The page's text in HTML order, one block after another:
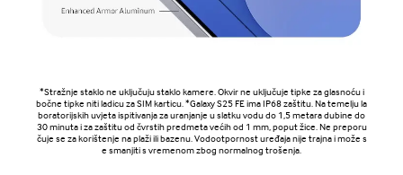
bočne tipke niti ladicu za SIM karticu. *Galaxy S25 FE ima IP68 zaštitu. Na temelju la
boratorijskih uvjeta ispitivanja za uranjanje u slatku vodu do 1,5 metara dubine do
30 minuta i za zaštitu od čvrstih predmeta većih od 1 mm, poput žice. Ne preporu
čuje se za korištenje na plaži ili bazenu. Vodootpornost uređaja nije trajna i može s
e smanjiti s vremenom zbog normalnog trošenja.